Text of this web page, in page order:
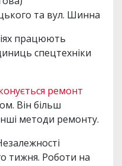
та вул. Шинна
працюють
спецтехніки
ремонт
Він більш
методи ремонту.
тижня. Роботи на